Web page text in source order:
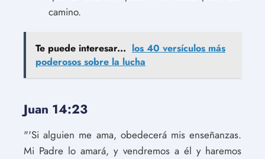
camino.
Te puede interesar... los 40 versículos más
poderosos sobre la lucha
Juan 14:23
"'Si alguien me ama, obedecerá mis enseñanzas.
Mi Padre lo amará, y vendremos a él y haremos